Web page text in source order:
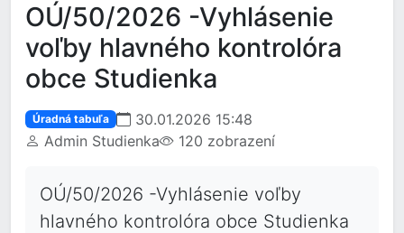
OÚ/50/2026 -Vyhlásenie
voľby hlavného kontrolóra
obce Studienka
Úradná tabuľa
30.01.2026 15:48
Admin Studienka
120 zobrazení
OÚ/50/2026 -Vyhlásenie voľby
hlavného kontrolóra obce Studienka